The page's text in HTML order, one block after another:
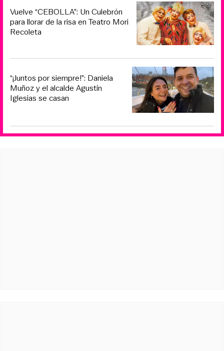
Vuelve “CEBOLLA”: Un Culebrón
para llorar de la risa en Teatro Mori
Recoleta
“¡Juntos por siempre!”: Daniela
Muñoz y el alcalde Agustín
Iglesias se casan